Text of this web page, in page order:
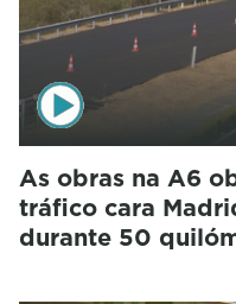
As obras na A6
tráfico cara
durante 50